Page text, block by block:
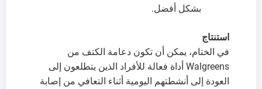
بشكل أفضل.
استنتاج
في الختام، يمكن أن تكون دعامة الكتف من
Walgreens أداة فعالة للأفراد الذين يتطلعون إلى
العودة إلى أنشطتهم اليومية أثناء التعافي من إصابة